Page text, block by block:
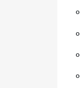
⚬
⚬
⚬
⚬